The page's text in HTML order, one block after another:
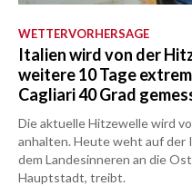
WETTERVORHERSAGE
Italien wird von der
weitere 10 Tage
Cagliari 40 Grad
Die aktuelle Hitzewelle wird
anhalten. Heute weht auf der
dem Landesinneren an die
Hauptstadt, treibt.